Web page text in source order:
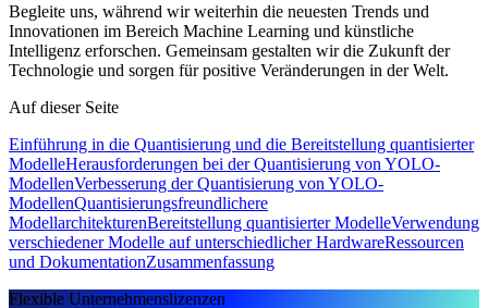
Begleite uns, während wir weiterhin die neuesten Trends und
Innovationen im Bereich Machine Learning und künstliche
Intelligenz erforschen. Gemeinsam gestalten wir die Zukunft der
Technologie und sorgen für positive Veränderungen in der Welt.
Auf dieser Seite
Einführung in die Quantisierung und die Bereitstellung quantisierter
ModelleHerausforderungen bei der Quantisierung von YOLO-
ModellenVerbesserung der Quantisierung von YOLO-
ModellenQuantisierungsfreundlichere
ModellarchitekturenBereitstellung quantisierter ModelleVerwendung
verschiedener Modelle auf unterschiedlicher HardwareRessourcen
und DokumentationZusammenfassung
Flexible Unternehmenslizenzen